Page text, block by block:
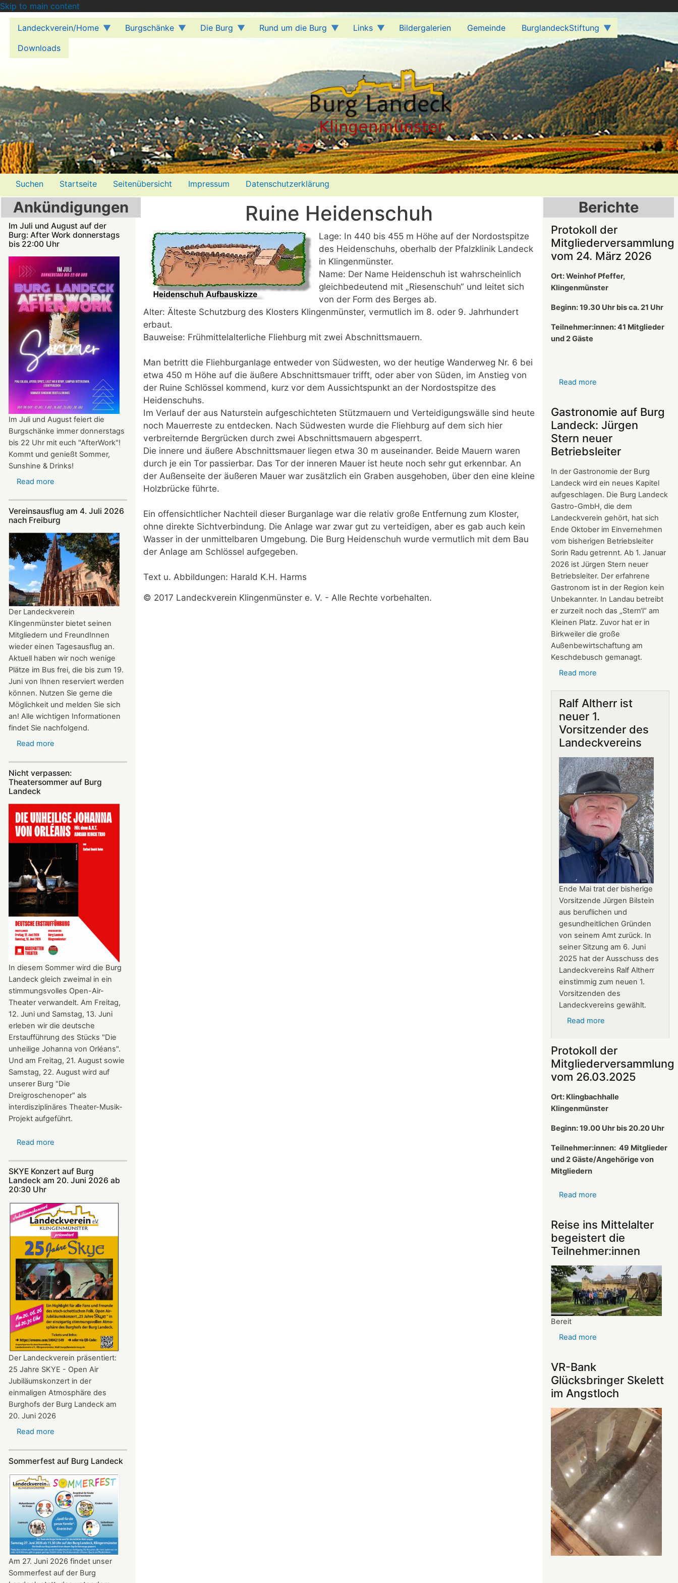
Skip to main content
Landeckverein/Home Burgschänke Die Burg Rund um die Burg Links Bildergalerien Gemeinde
BurglandeckStiftung
Downloads
Menü2
Suchen Startseite Seitenübersicht Impressum Datenschutzerklärung
Ruine Heidenschuh
Lage: In 440 bis 455 m Höhe auf der Nordostspitze
des Heidenschuhs, oberhalb der Pfalzklinik Landeck
in Klingenmünster.
Name: Der Name Heidenschuh ist wahrscheinlich
gleichbedeutend mit „Riesenschuh“ und leitet sich
von der Form des Berges ab.
Alter: Älteste Schutzburg des Klosters Klingenmünster, vermutlich im 8. oder 9. Jahrhundert
erbaut.
Bauweise: Frühmittelalterliche Fliehburg mit zwei Abschnittsmauern.
Man betritt die Fliehburganlage entweder von Südwesten, wo der heutige Wanderweg Nr. 6 bei
etwa 450 m Höhe auf die äußere Abschnittsmauer trifft, oder aber von Süden, im Anstieg von
der Ruine Schlössel kommend, kurz vor dem Aussichtspunkt an der Nordostspitze des
Heidenschuhs.
Im Verlauf der aus Naturstein aufgeschichteten Stützmauern und Verteidigungswälle sind heute
noch Mauerreste zu entdecken. Nach Südwesten wurde die Fliehburg auf dem sich hier
verbreiternde Bergrücken durch zwei Abschnittsmauern abgesperrt.
Die innere und äußere Abschnittsmauer liegen etwa 30 m auseinander. Beide Mauern waren
durch je ein Tor passierbar. Das Tor der inneren Mauer ist heute noch sehr gut erkennbar. An
der Außenseite der äußeren Mauer war zusätzlich ein Graben ausgehoben, über den eine kleine
Holzbrücke führte.
Ein offensichtlicher Nachteil dieser Burganlage war die relativ große Entfernung zum Kloster,
ohne direkte Sichtverbindung. Die Anlage war zwar gut zu verteidigen, aber es gab auch kein
Wasser in der unmittelbaren Umgebung. Die Burg Heidenschuh wurde vermutlich mit dem Bau
der Anlage am Schlössel aufgegeben.
Text u. Abbildungen: Harald K.H. Harms
© 2017 Landeckverein Klingenmünster e. V. - Alle Rechte vorbehalten.
Ankündigungen
Im Juli und August auf der
Burg: After Work donnerstags
bis 22:00 Uhr
Im Juli und August feiert die
Burgschänke immer donnerstags
bis 22 Uhr mit euch "AfterWork"!
Kommt und genießt Sommer,
Sunshine & Drinks!
Read more
und
August
auf
der
Burg:
After
Work
donnerstags
bis
22:00
Uhr
Vereinsausflug am 4. Juli 2026
nach Freiburg
Der Landeckverein
Klingenmünster bietet seinen
Mitgliedern und FreundInnen
wieder einen Tagesausflug an.
Aktuell haben wir noch wenige
Plätze im Bus frei, die bis zum 19.
Juni von Ihnen reserviert werden
können. Nutzen Sie gerne die
Möglichkeit und melden Sie sich
an! Alle wichtigen Informationen
findet Sie nachfolgend.
Read more
4.
2026
nach
Freiburg
Nicht verpassen:
Theatersommer auf Burg
Landeck
In diesem Sommer wird die Burg
Landeck gleich zweimal in ein
stimmungsvolles Open-Air-
Theater verwandelt. Am Freitag,
12. Juni und Samstag, 13. Juni
erleben wir die deutsche
Erstaufführung des Stücks "Die
unheilige Johanna von Orléans".
Und am Freitag, 21. August sowie
Samstag, 22. August wird auf
unserer Burg "Die
Dreigroschenoper" als
interdisziplinäres Theater-Musik-
Projekt aufgeführt.
Read more
Theatersommer
Landeck
SKYE Konzert auf Burg
Landeck am 20. Juni 2026 ab
20:30 Uhr​​​​​​​​​​​​​​
Der Landeckverein präsentiert:
25 Jahre SKYE - Open Air
Jubiläumskonzert in der
einmaligen Atmosphäre des
Burghofs der Burg Landeck am
20. Juni 2026
Read more
auf
Burg
Landeck
am
20.
Juni
2026
ab
20:30
Uhr​​​​​​​​​​​​​​
Sommerfest auf Burg Landeck
Am 27. Juni 2026 findet unser
Sommerfest auf der Burg
Berichte
Protokoll der
Mitgliederversammlung
vom 24. März 2026
Ort: Weinhof Pfeffer,
Klingenmünster
Beginn: 19.30 Uhr bis ca. 21 Uhr
Teilnehmer:innen: 41 Mitglieder
und 2 Gäste
Read more
Mitgliederversammlung
vom
24.
März
Gastronomie auf Burg
Landeck: Jürgen
Stern neuer
Betriebsleiter
In der Gastronomie der Burg
Landeck wird ein neues Kapitel
aufgeschlagen. Die Burg Landeck
Gastro-GmbH, die dem
Landeckverein gehört, hat sich
Ende Oktober im Einvernehmen
vom bisherigen Betriebsleiter
Sorin Radu getrennt. Ab 1. Januar
2026 ist Jürgen Stern neuer
Betriebsleiter. Der erfahrene
Gastronom ist in der Region kein
Unbekannter. In Landau betreibt
er zurzeit noch das „Stern‘l“ am
Kleinen Platz. Zuvor hat er in
Birkweiler die große
Außenbewirtschaftung am
Keschdebusch gemanagt.
Read more
Burg
Landeck:
Jürgen
Stern
Betriebsleiter
Ralf Altherr ist
neuer 1.
Vorsitzender des
Landeckvereins
Ende Mai trat der bisherige
Vorsitzende Jürgen Bilstein
aus beruflichen und
gesundheitlichen Gründen
von seinem Amt zurück. In
seiner Sitzung am 6. Juni
2025 hat der Ausschuss des
Landeckvereins Ralf Altherr
einstimmig zum neuen 1.
Vorsitzenden des
Landeckvereins gewählt.
Read more
ist
neuer
1.
des
Landeckvereins
Protokoll der
Mitgliederversammlung
vom 26.03.2025
Ort: Klingbachhalle
Klingenmünster
Beginn: 19.00 Uhr bis 20.20 Uhr
Teilnehmer:innen: 49 Mitglieder
und 2 Gäste/Angehörige von
Mitgliedern
Read more
Mitgliederversammlung
vom
26.03.2025
Reise ins Mittelalter
begeistert die
Teilnehmer:innen
Bereit
Read more
begeistert
die
Teilnehmer:innen
VR-Bank
Glücksbringer Skelett
im Angstloch